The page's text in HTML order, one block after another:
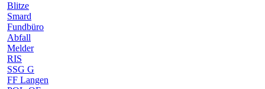
Blitze
Smard
Fundbüro
Abfall
Melder
RIS
SSG G
FF Langen